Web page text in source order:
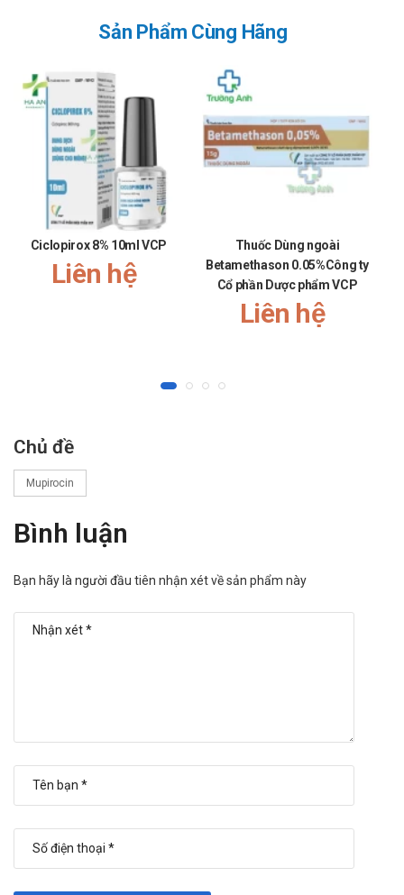
Sản Phẩm Cùng Hãng
Ciclopirox 8% 10ml VCP
Liên hệ
Thuốc Dùng ngoài
Betamethason 0.05%Công ty
Cổ phần Dược phẩm VCP
Liên hệ
Chủ đề
Mupirocin
Bình luận
Bạn hãy là người đầu tiên nhận xét về sản phẩm này